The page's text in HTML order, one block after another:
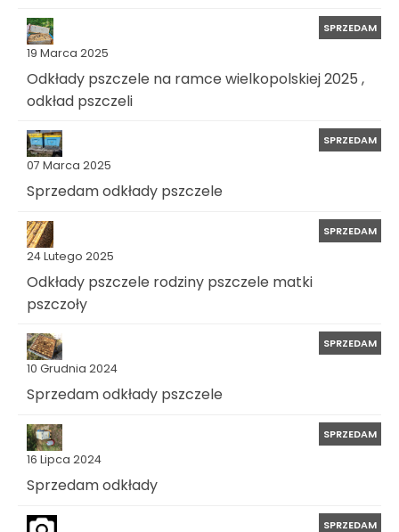
19 Marca 2025
SPRZEDAM
Odkłady pszczele na ramce wielkopolskiej 2025 ,
odkład pszczeli
07 Marca 2025
SPRZEDAM
Sprzedam odkłady pszczele
24 Lutego 2025
SPRZEDAM
Odkłady pszczele rodziny pszczele matki
pszczoły
10 Grudnia 2024
SPRZEDAM
Sprzedam odkłady pszczele
16 Lipca 2024
SPRZEDAM
Sprzedam odkłady
SPRZEDAM